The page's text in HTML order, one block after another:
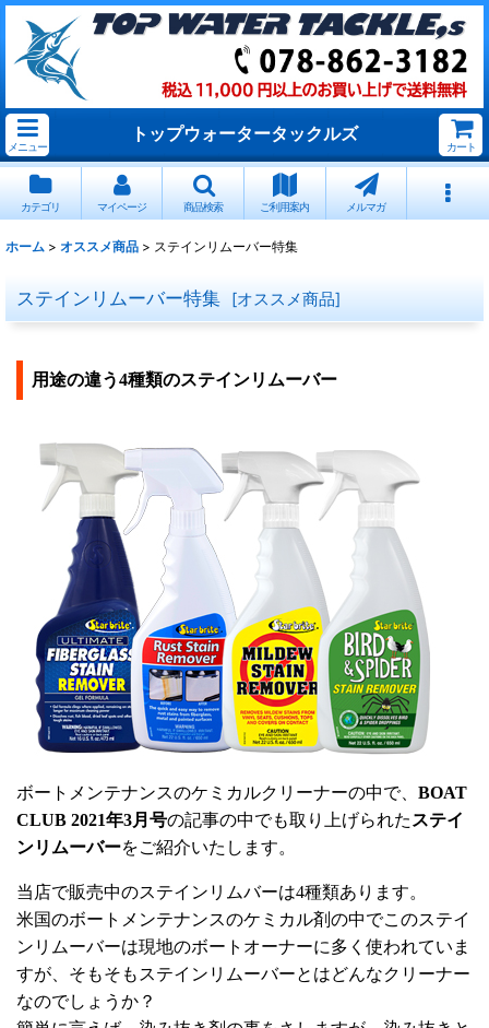
メニュー
トップウォータータックルズ
カート
カテゴリ マイページ 商品検索 ご利用案内 メルマガ
ホーム > オススメ商品 > ステインリムーバー特集
ステインリムーバー特集 [オススメ商品]
用途の違う4種類のステインリムーバー
ボートメンテナンスのケミカルクリーナーの中で、 BOAT
CLUB 2021年3月号の記事の中でも取り上げられた ステイ
ンリムーバーをご紹介いたします。
当店で販売中のステインリムバーは4種類あります。
米国のボートメンテナンスのケミカル剤の中でこのステイ
ンリムーバーは現地のボートオーナーに多く使われていま
すが、そもそもステインリムーバーとはどんなクリーナー
なのでしょうか？